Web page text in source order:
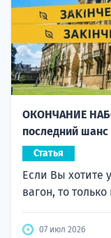
ОКОНЧАНИЕ
последний шанс
Статья
Если Вы хотите
вагон, то
07 июл 2026